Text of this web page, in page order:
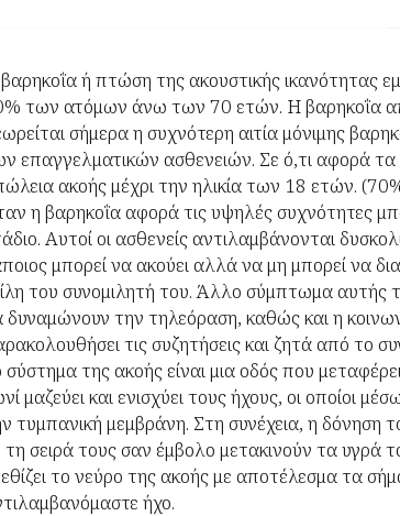
ή πτώση της ακουστικής ικανότητας
των ατόμων άνω των 70 ετών. Η βαρηκοΐα
σήμερα η συχνότερη αιτία μόνιμης
επαγγελματικών ασθενειών. Σε ό,τι αφορά
ακοής μέχρι την ηλικία των 18 ετών.
η βαρηκοΐα αφορά τις υψηλές συχνότητες
Αυτοί οι ασθενείς αντιλαμβάνονται
μπορεί να ακούει αλλά να μη μπορεί να
του συνομιλητή του. Άλλο σύμπτωμα
δυναμώνουν την τηλεόραση, καθώς και η
τις συζητήσεις και ζητά από το
σύστημα της ακοής είναι μια οδός που
μαζεύει και ενισχύει τους ήχους, οι οποίοι
τυμπανική μεμβράνη. Στη συνέχεια, η
τη σειρά τους σαν έμβολο μετακινούν τα υγρά
το νεύρο της ακοής με αποτέλεσμα τα
ήχο.